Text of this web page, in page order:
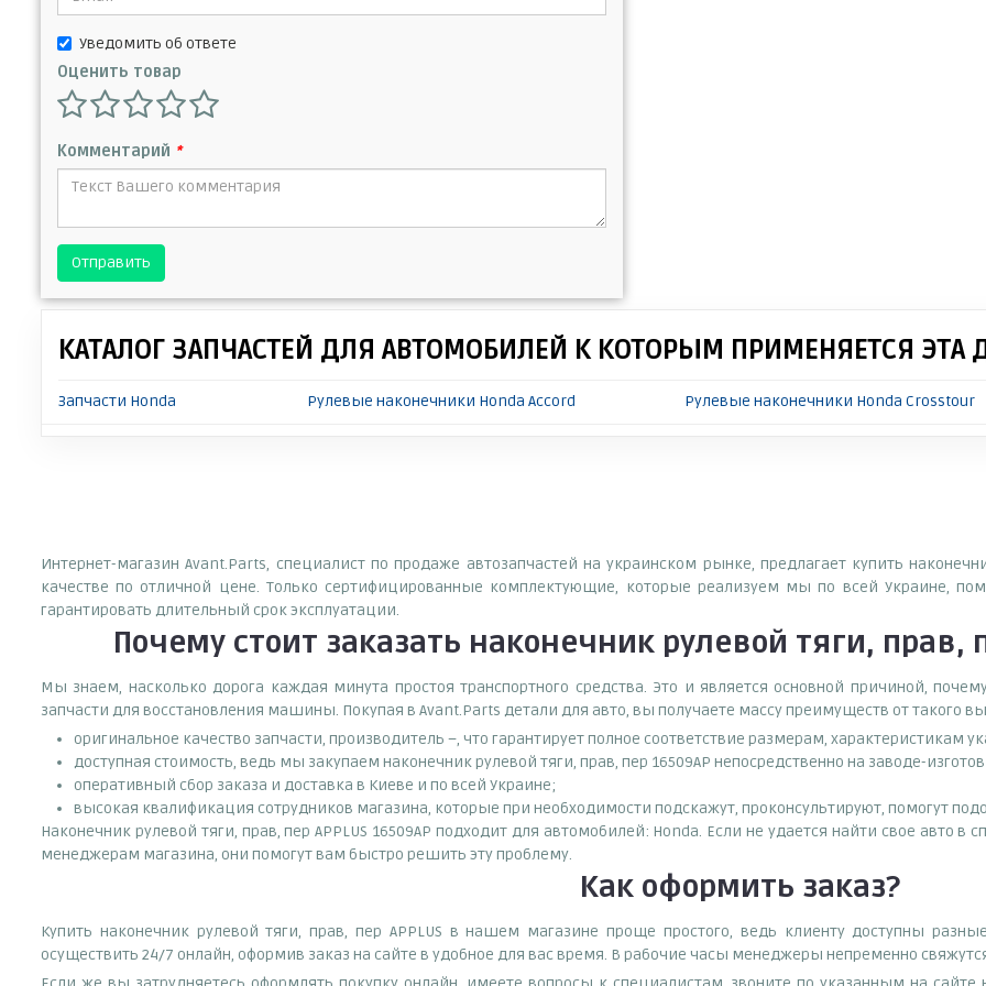
Уведомить об ответе
Оценить товар
Комментарий *
Отправить
КАТАЛОГ ЗАПЧАСТЕЙ ДЛЯ АВТОМОБИЛЕЙ К КОТОРЫМ ПРИМЕНЯЕТСЯ ЭТА
Запчасти Honda Рулевые наконечники Honda Accord Рулевые наконечники Honda Crosstour
Интернет-магазин Avant.Parts, специалист по продаже автозапчастей на украинском рынке, предлагает купить
качестве по отличной цене. Только сертифицированные комплектующие, которые реализуем мы по всей Украине,
гарантировать длительный срок эксплуатации.
Почему стоит заказать наконечник рулевой тяги, прав,
Мы знаем, насколько дорога каждая минута простоя транспортного средства. Это и является основной причиной,
запчасти для восстановления машины. Покупая в Avant.Parts детали для авто, вы получаете массу преимуществ от такого
оригинальное качество запчасти, производитель –, что гарантирует полное соответствие размерам, характеристикам
доступная стоимость, ведь мы закупаем наконечник рулевой тяги, прав, пер 16509AP непосредственно на заводе-
оперативный сбор заказа и доставка в Киеве и по всей Украине;
высокая квалификация сотрудников магазина, которые при необходимости подскажут, проконсультируют, помогут
Наконечник рулевой тяги, прав, пер APPLUS 16509AP подходит для автомобилей: Honda. Если не удается найти свое авто
менеджерам магазина, они помогут вам быстро решить эту проблему.
Как оформить заказ?
Купить наконечник рулевой тяги, прав, пер APPLUS в нашем магазине проще простого, ведь клиенту доступны
осуществить 24/7 онлайн, оформив заказ на сайте в удобное для вас время. В рабочие часы менеджеры непременно